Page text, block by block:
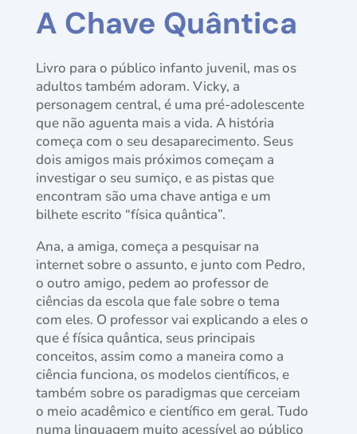
A Chave Quântica
Livro para o público infanto juvenil, mas os
adultos também adoram. Vicky, a
personagem central, é uma pré-adolescente
que não aguenta mais a vida. A história
começa com o seu desaparecimento. Seus
dois amigos mais próximos começam a
investigar o seu sumiço, e as pistas que
encontram são uma chave antiga e um
bilhete escrito “física quântica”.
Ana, a amiga, começa a pesquisar na
internet sobre o assunto, e junto com Pedro,
o outro amigo, pedem ao professor de
ciências da escola que fale sobre o tema
com eles. O professor vai explicando a eles o
que é física quântica, seus principais
conceitos, assim como a maneira como a
ciência funciona, os modelos científicos, e
também sobre os paradigmas que cerceiam
o meio acadêmico e científico em geral. Tudo
numa linguagem muito acessível ao público